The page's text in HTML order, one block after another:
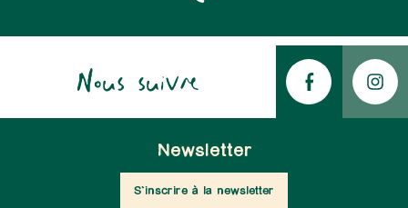
Nous suivre
Newsletter
S'inscrire à la newsletter